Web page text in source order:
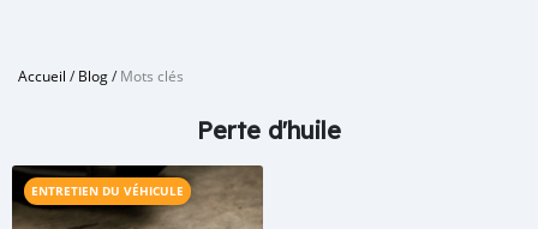
Accueil /Blog/Mots clés
Perte d'huile
ENTRETIEN DU VÉHICULE